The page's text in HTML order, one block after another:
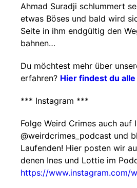
Ahmad Suradji schlummert
etwas Böses und bald wird
Seite in ihm endgültig den
bahnen…
Du möchtest mehr über
erfahren? Hier findest du
*** Instagram ***
Folge Weird Crimes auch auf
@weirdcrimes_podcast und
Laufenden! Hier posten wir
denen Ines und Lottie im
https://www.instagram.com/